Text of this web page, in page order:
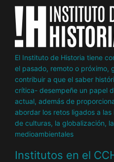
El Instituto de Historia tiene
el pasado, remoto o próximo,
contribuir a que el saber
crítica- desempeñe un papel
actual, además de
abordar los retos ligados a
de culturas, la globalización,
medioambientales
Institutos en el